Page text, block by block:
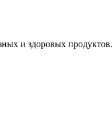
и здоровых продуктов.